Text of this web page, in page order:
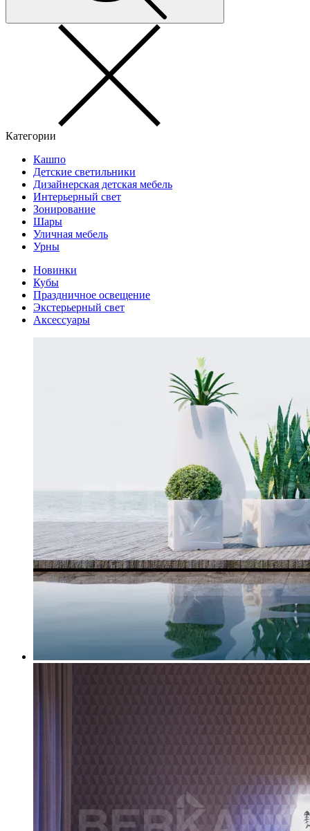
Категории
Кашпо
Детские светильники
Дизайнерская детская мебель
Интерьерный свет
Зонирование
Шары
Уличная мебель
Урны
Новинки
Кубы
Праздничное освещение
Экстерьерный свет
Аксессуары